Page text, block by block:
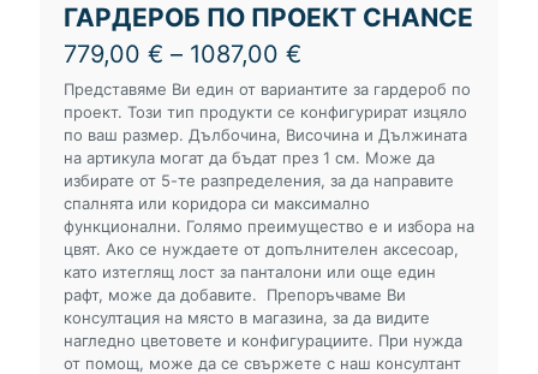
ГАРДЕРОБ ПО ПРОЕКТ CHANCE
779,00 € – 1087,00 €
779,00 €
through
1087,00 €
Представяме Ви един от вариантите за гардероб по
проект. Този тип продукти се конфигурират изцяло
по ваш размер. Дълбочина, Височина и Дължината
на артикула могат да бъдат през 1 см. Може да
избирате от 5-те разпределения, за да направите
спалнята или коридора си максимално
функционални. Голямо преимущество е и избора на
цвят. Ако се нуждаете от допълнителен аксесоар,
като изтеглящ лост за панталони или още един
рафт, може да добавите. Препоръчваме Ви
консултация на място в магазина, за да видите
нагледно цветовете и конфигурациите. При нужда
от помощ, може да се свържете с наш консултант